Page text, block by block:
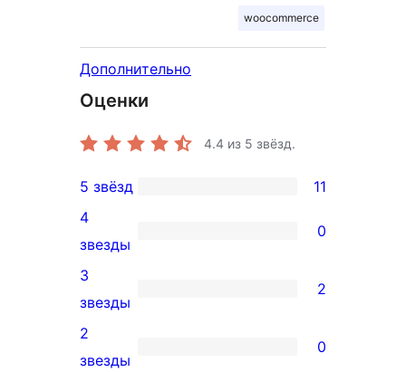
woocommerce
Дополнительно
Оценки
4.4 из 5 звёзд.
11
5-
звездный
отзыв
5 звёзд 11
0
4-
звездный
отзыв
4
звезды
0
2
3-
звездный
3
звезды
2
0
2
звезды
0